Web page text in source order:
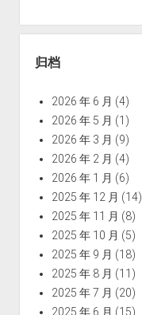
归档
2026 年 6 月 (4)
2026 年 5 月 (1)
2026 年 3 月 (9)
2026 年 2 月 (4)
2026 年 1 月 (6)
2025 年 12 月 (14)
2025 年 11 月 (8)
2025 年 10 月 (5)
2025 年 9 月 (18)
2025 年 8 月 (11)
2025 年 7 月 (20)
2025 年 6 月 (15)